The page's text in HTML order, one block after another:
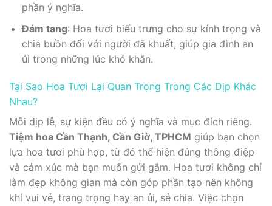
phần ý nghĩa.
Đám tang: Hoa tươi biểu trưng cho sự kính trọng và
chia buồn đối với người đã khuất, giúp gia đình an
ủi trong những lúc khó khăn.
Tại Sao Hoa Tươi Lại Quan Trọng Trong Các Dịp Khác
Nhau?
Mỗi dịp lễ, sự kiện đều có ý nghĩa và mục đích riêng.
Tiệm hoa Cần Thạnh, Cần Giờ, TPHCM giúp bạn chọn
lựa hoa tươi phù hợp, từ đó thể hiện đúng thông điệp
và cảm xúc mà bạn muốn gửi gắm. Hoa tươi không chỉ
làm đẹp không gian mà còn góp phần tạo nên không
khí vui vẻ, trang trọng hay an ủi, sẻ chia. Việc chọn